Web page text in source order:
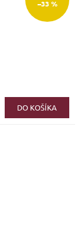
–33 %
DO KOŠÍKA